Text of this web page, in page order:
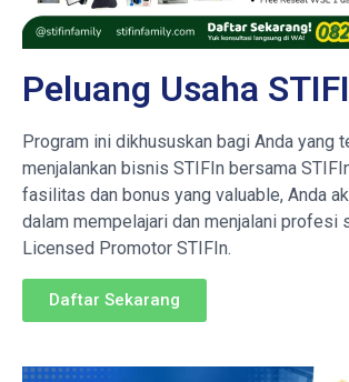
Peluang Usaha
Program ini dikhususkan bagi Anda yang
menjalankan bisnis STIFIn bersama
fasilitas dan bonus yang valuable, Anda
dalam mempelajari dan menjalani profesi
Licensed Promotor STIFIn.
Daftar Sekarang